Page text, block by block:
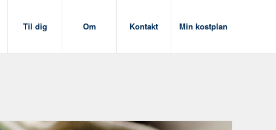
Til dig Om Kontakt Min kostplan